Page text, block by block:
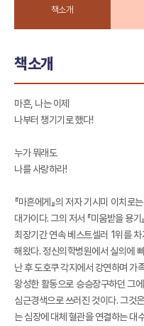
책소개
책소개
마흔, 나는 이제
나부터 챙기기로 했다!
누가 뭐래도
나를 사랑하라!
『마흔에게』의 저자 기시미 이치로
대가이다. 그의 저서 『미움받을 용
최장기간 연속 베스트셀러 1위를
해왔다. 정신의학병원에서 실의에
난 후 도호쿠 각지에서 강연하며 가
왕성한 활동으로 승승장구하던 그
심근경색으로 쓰러진 것이다. 그것
는 심장에 대체 혈관을 연결하는 대